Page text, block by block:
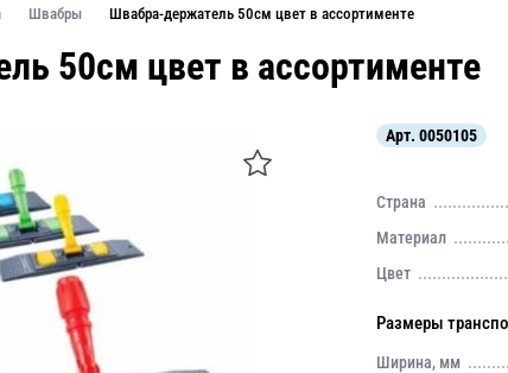
Швабры Швабра-держатель 50см цвет в ассортименте
50см цвет в ассортименте
Арт. 0050105
Страна
Материал
Цвет
Размеры
Ширина, мм